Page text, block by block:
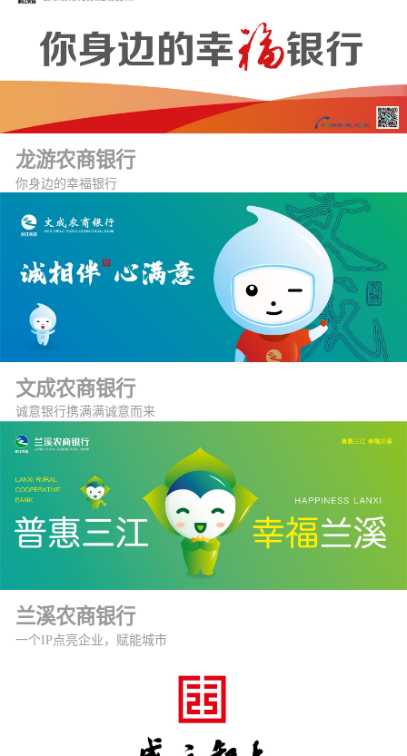
龙游农商银行
你身边的幸福银行
文成农商银行
诚意银行携满满诚意而来
兰溪农商银行
一个IP点亮企业，赋能城市